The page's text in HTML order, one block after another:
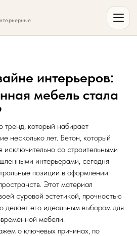
интерьеров:
мебель стала
который набирает
несколько лет. Бетон, который
со строительными
интерьерами, сегодня
позиции в оформлении
Этот материал
суровой эстетикой, прочностью
делает его идеальным выбором для
мебели.
о ключевых причинах, по